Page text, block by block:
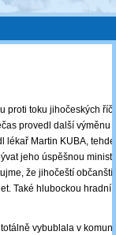
proti toku jihočeských
provedl další výměnu
lékař Martin KUBA,
jeho úspěšnou
že jihočeští občanští
Také hlubockou hradní
vybublala v